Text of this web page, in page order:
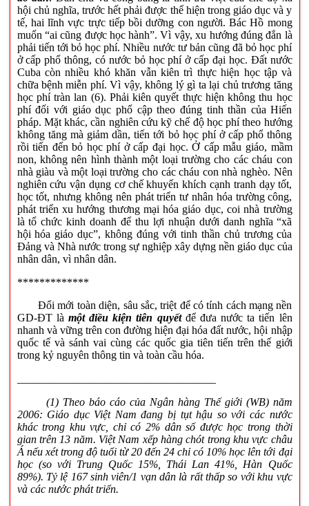
hội chủ nghĩa, trước hết phải được thể hiện trong giáo dục và y
tế, hai lĩnh vực trực tiếp bồi dưỡng con người. Bác Hồ mong
muốn “ai cũng được học hành”. Vì vậy, xu hướng đúng đắn là
phải tiến tới bỏ học phí. Nhiều nước tư bản cũng đã bỏ học phí
ở cấp phổ thông, có nước bỏ học phí ở cấp đại học. Đất nước
Cuba còn nhiều khó khăn vẫn kiên trì thực hiện học tập và
chữa bệnh miễn phí. Vì vậy, không lý gì ta lại chủ trương tăng
học phí tràn lan (6). Phải kiên quyết thực hiện không thu học
phí đối với giáo dục phổ cập theo đúng tinh thần của Hiến
pháp. Mặt khác, cần nghiên cứu kỹ chế độ học phí theo hướng
không tăng mà giảm dần, tiến tới bỏ học phí ở cấp phổ thông
rồi tiến đến bỏ học phí ở cấp đại học. Ở cấp mẫu giáo, mầm
non, không nên hình thành một loại trường cho các cháu con
nhà giàu và một loại trường cho các cháu con nhà nghèo. Nên
nghiên cứu vận dụng cơ chế khuyến khích cạnh tranh dạy tốt,
học tốt, nhưng không nên phát triển tư nhân hóa trường công,
phát triển xu hướng thương mại hóa giáo dục, coi nhà trường
là tổ chức kinh doanh để thu lợi nhuận dưới danh nghĩa “xã
hội hóa giáo dục”, không đúng với tinh thần chủ trương của
Đảng và Nhà nước trong sự nghiệp xây dựng nền giáo dục của
nhân dân, vì nhân dân.
*************
Đổi mới toàn diện, sâu sắc, triệt để có tính cách mạng nền
GD-ĐT là một điều kiện tiên quyết để đưa nước ta tiến lên
nhanh và vững trên con đường hiện đại hóa đất nước, hội nhập
quốc tế và sánh vai cùng các quốc gia tiên tiến trên thế giới
trong kỷ nguyên thông tin và toàn cầu hóa.
(1) Theo báo cáo của Ngân hàng Thế giới (WB) năm
2006: Giáo dục Việt Nam đang bị tụt hậu so với các nước
khác trong khu vực, chỉ có 2% dân số được học trong thời
gian trên 13 năm. Việt Nam xếp hàng chót trong khu vực châu
Á nếu xét trong độ tuổi từ 20 đến 24 chỉ có 10% học lên tới đại
học (so với Trung Quốc 15%, Thái Lan 41%, Hàn Quốc
89%). Tỷ lệ 167 sinh viên/1 vạn dân là rất thấp so với khu vực
và các nước phát triển.